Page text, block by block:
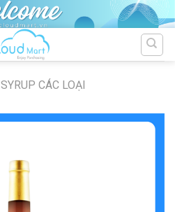
SYRUP CÁC LOẠI